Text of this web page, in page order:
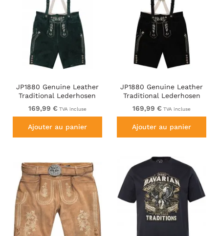
JP1880 Genuine Leather
Traditional Lederhosen
Shorts Green
169,99 € TVA incluse
Ajouter au panier
JP1880 Genuine Leather
Traditional Lederhosen
Shorts Black
169,99 € TVA incluse
Ajouter au panier